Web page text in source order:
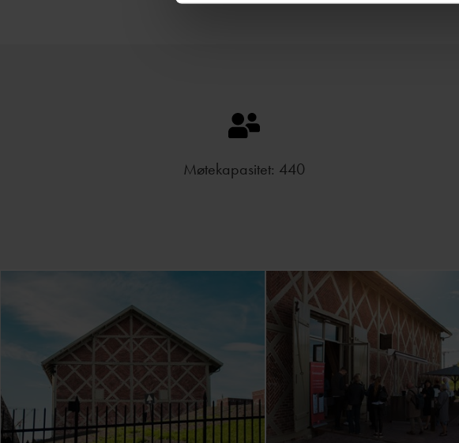
Møtekapasitet: 440